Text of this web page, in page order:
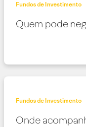
Fundos de Investimento
Quem pode
Fundos de Investimento
Onde